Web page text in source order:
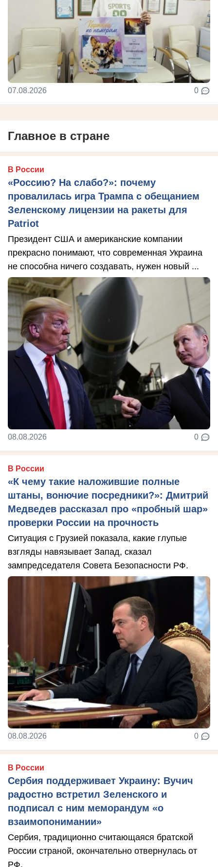
07.08.2026 0
Главное в стране
В России
«Россию? На слабо?»: почему
провалилась игра Трампа с обещанием
Зеленскому лицензии на ракеты для
Patriot
Президент США и американские компании
прекрасно понимают, что современная Украина
не способна ничего создавать, нужен новый ...
08.08.2026 0
В России
«К чему такие наложившие полные
штаны, вонючие посредники?»: Дмитрий
Медведев рассказал про «пробный шар»
проверки России на прочность
Ситуация с Грузией показала, какие глупые
взгляды навязывает Запад, сказал
зампредседателя Совета Безопасности РФ.
08.08.2026 0
В России
Сербия поддерживает Украину: Вучич
радостно встретил Зеленского и
подписал с ним меморандум «о
взаимопонимании»
Сербия, традиционно считающаяся братской
России страной, окончательно отвернулась от
РФ.